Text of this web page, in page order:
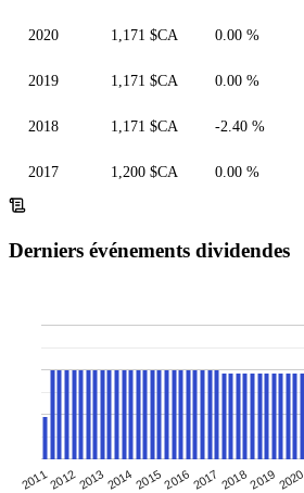
2020 1,171 $CA 0.00 %
2019 1,171 $CA 0.00 %
2018 1,171 $CA -2.40 %
2017 1,200 $CA 0.00 %
Derniers événements dividendes
2011201220132014201520162017 201820192020